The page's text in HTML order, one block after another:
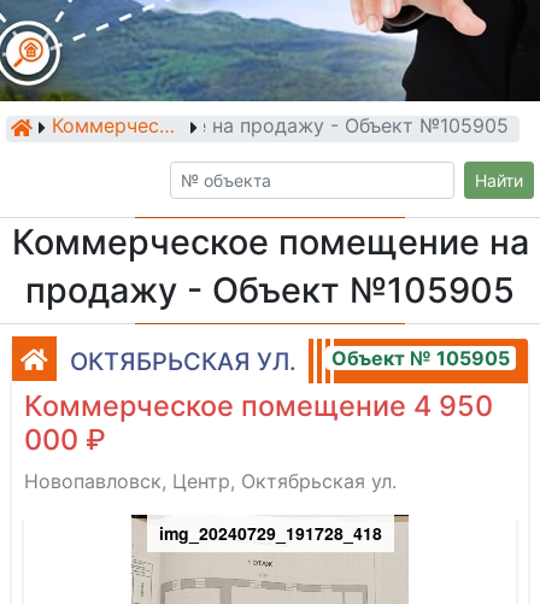
Коммерческие помещения
помещение на продажу - Объект №105905
Найти
Коммерческое помещение на
продажу - Объект №105905
ОКТЯБРЬСКАЯ УЛ. Объект № 105905
Коммерческое помещение 4 950
000 ₽
Новопавловск, Центр, Октябрьская ул.
img_20240729_191728_418